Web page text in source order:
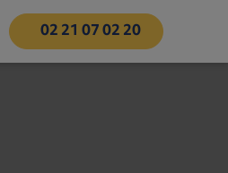
02 21 07 02 20